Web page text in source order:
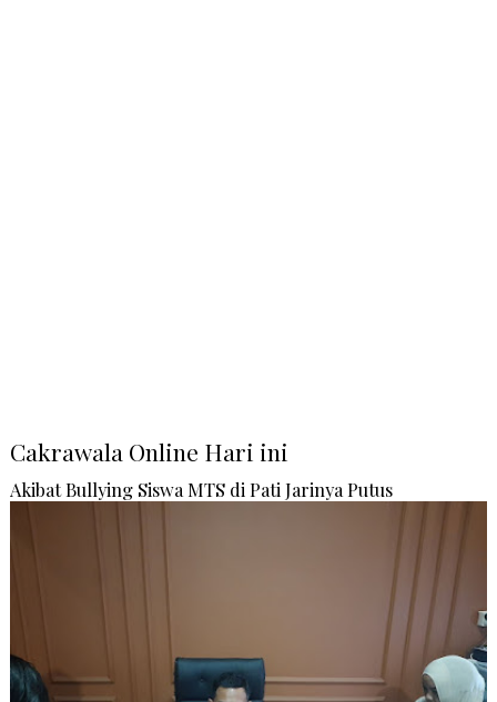
Cakrawala Online Hari ini
Akibat Bullying Siswa MTS di Pati Jarinya Putus